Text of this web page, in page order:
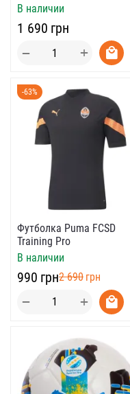
В наличии
‍1 690‍ грн
+
−
-63%
Футболка Puma FCSD
Training Pro
В наличии
‍990‍ грн‍2 690‍ грн
+
−